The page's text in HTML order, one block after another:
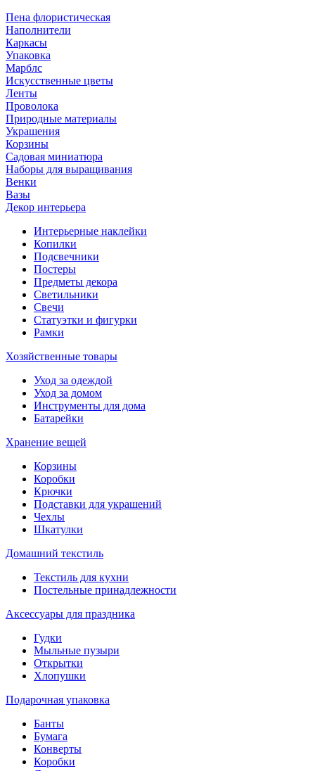
Пена флористическая
Наполнители
Каркасы
Упаковка
Марблс
Искусственные цветы
Ленты
Проволока
Природные материалы
Украшения
Корзины
Садовая миниатюра
Наборы для выращивания
Венки
Вазы
Декор интерьера
Интерьерные наклейки
Копилки
Подсвечники
Постеры
Предметы декора
Светильники
Свечи
Статуэтки и фигурки
Рамки
Хозяйственные товары
Уход за одеждой
Уход за домом
Инструменты для дома
Батарейки
Хранение вещей
Корзины
Коробки
Крючки
Подставки для украшений
Чехлы
Шкатулки
Домашний текстиль
Текстиль для кухни
Постельные принадлежности
Аксессуары для праздника
Гудки
Мыльные пузыри
Открытки
Хлопушки
Подарочная упаковка
Банты
Бумага
Конверты
Коробки